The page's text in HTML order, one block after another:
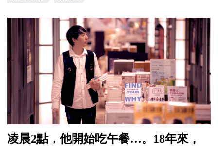
凌晨2點，他開始吃午餐…。18年來，